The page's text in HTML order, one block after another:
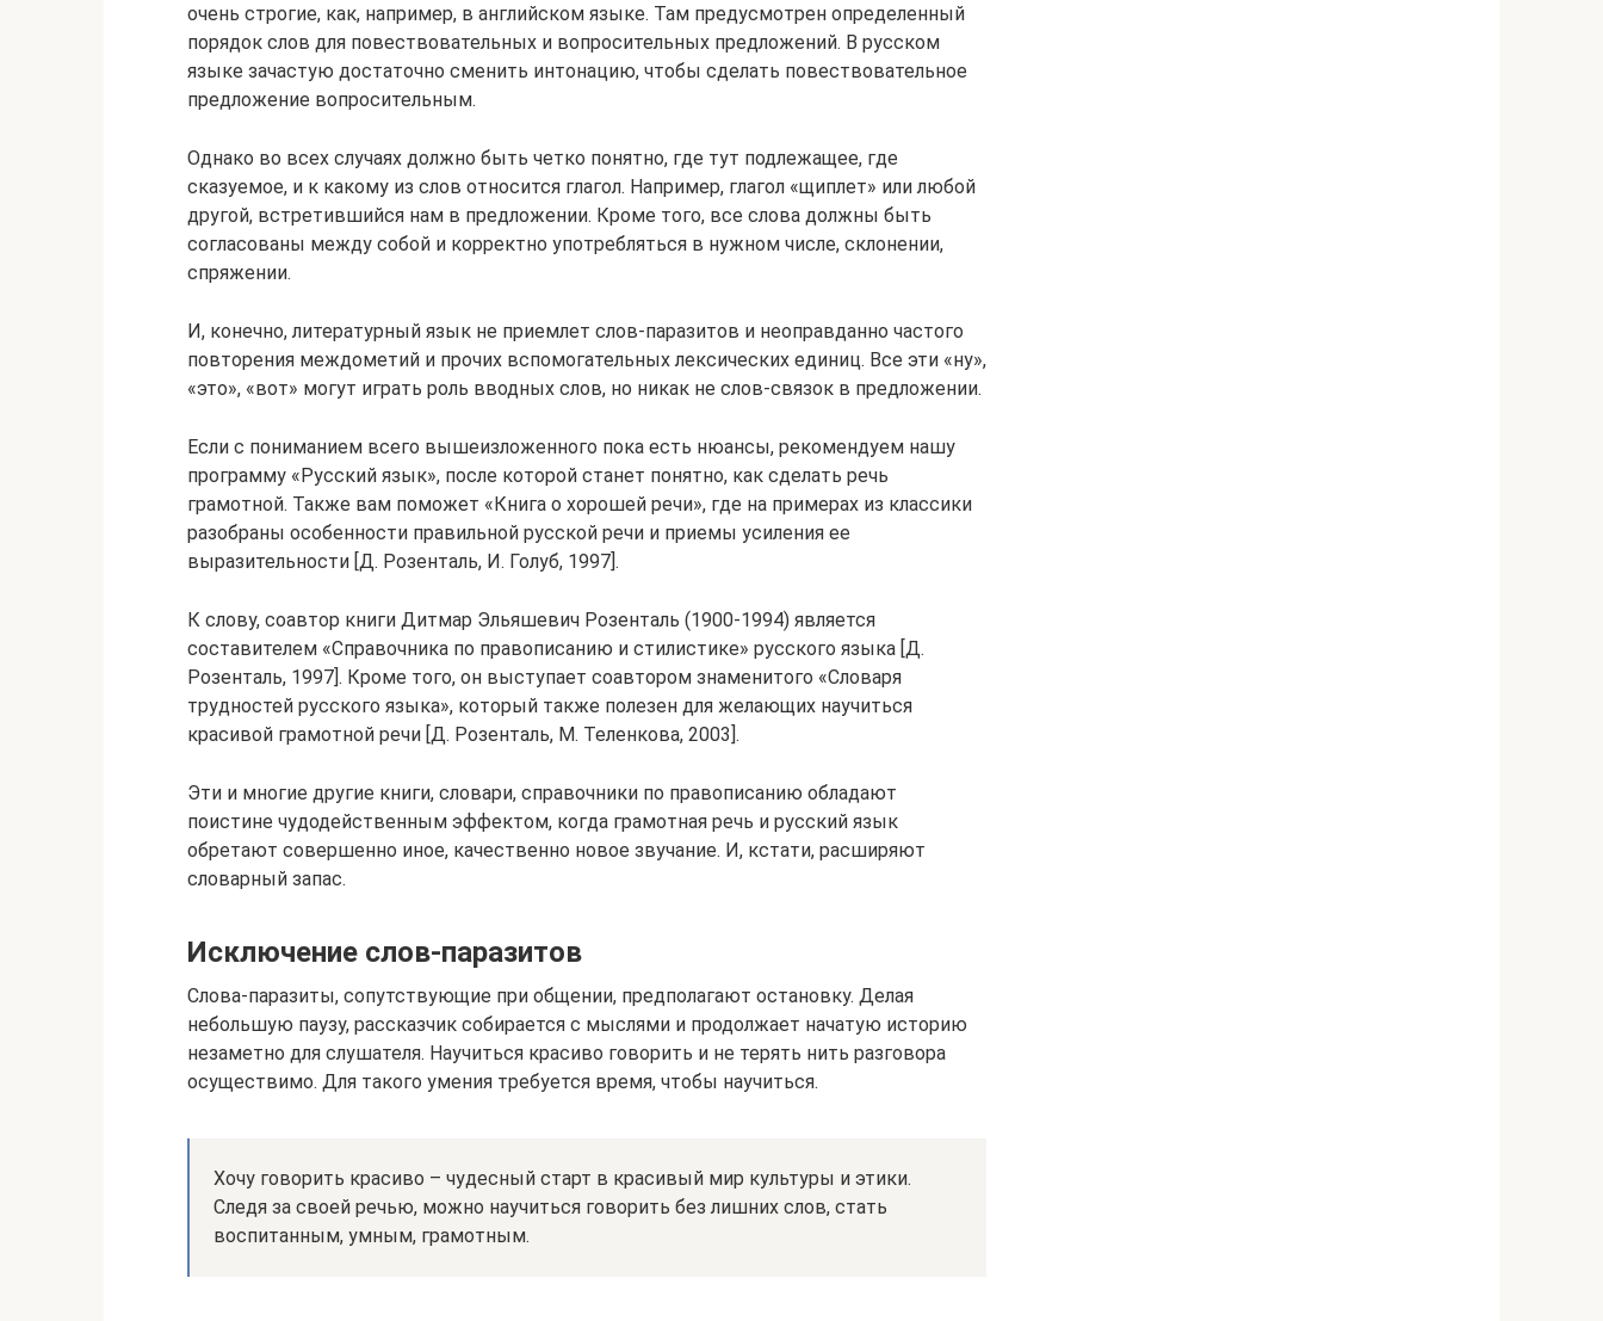
очень строгие, как, например, в английском языке. Там предусмотрен определенный
порядок слов для повествовательных и вопросительных предложений. В русском
языке зачастую достаточно сменить интонацию, чтобы сделать повествовательное
предложение вопросительным.
Однако во всех случаях должно быть четко понятно, где тут подлежащее, где
сказуемое, и к какому из слов относится глагол. Например, глагол «щиплет» или любой
другой, встретившийся нам в предложении. Кроме того, все слова должны быть
согласованы между собой и корректно употребляться в нужном числе, склонении,
спряжении.
И, конечно, литературный язык не приемлет слов-паразитов и неоправданно частого
повторения междометий и прочих вспомогательных лексических единиц. Все эти «ну»,
«это», «вот» могут играть роль вводных слов, но никак не слов-связок в предложении.
Если с пониманием всего вышеизложенного пока есть нюансы, рекомендуем нашу
программу «Русский язык», после которой станет понятно, как сделать речь
грамотной. Также вам поможет «Книга о хорошей речи», где на примерах из классики
разобраны особенности правильной русской речи и приемы усиления ее
выразительности [Д. Розенталь, И. Голуб, 1997].
К слову, соавтор книги Дитмар Эльяшевич Розенталь (1900-1994) является
составителем «Справочника по правописанию и стилистике» русского языка [Д.
Розенталь, 1997]. Кроме того, он выступает соавтором знаменитого «Словаря
трудностей русского языка», который также полезен для желающих научиться
красивой грамотной речи [Д. Розенталь, М. Теленкова, 2003].
Эти и многие другие книги, словари, справочники по правописанию обладают
поистине чудодейственным эффектом, когда грамотная речь и русский язык
обретают совершенно иное, качественно новое звучание. И, кстати, расширяют
словарный запас.
Исключение слов-паразитов
Слова-паразиты, сопутствующие при общении, предполагают остановку. Делая
небольшую паузу, рассказчик собирается с мыслями и продолжает начатую историю
незаметно для слушателя. Научиться красиво говорить и не терять нить разговора
осуществимо. Для такого умения требуется время, чтобы научиться.
Хочу говорить красиво – чудесный старт в красивый мир культуры и этики.
Следя за своей речью, можно научиться говорить без лишних слов, стать
воспитанным, умным, грамотным.